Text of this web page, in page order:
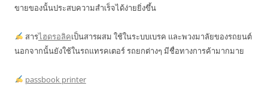
ขายของนั้นประสบความสำเร็จได้ง่ายยิ่งขึ้น
สารไฮดรอลิคเป็นสารผสม ใช้ในระบบเบรค และพวงมาลัยของรถยนต์
นอกจากนั้นยังใช้ในรถแทรคเตอร์ รถยกต่างๆ มีชื่อทางการค้ามากมาย
passbook printer